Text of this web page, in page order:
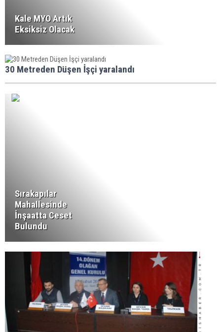
Kale MYO Artık
Eksiksiz Olacak
30 Metreden Düşen İşçi yaralandı
Sırakapılar
Mahallesinde
İnşaatta Ceset
Bulundu